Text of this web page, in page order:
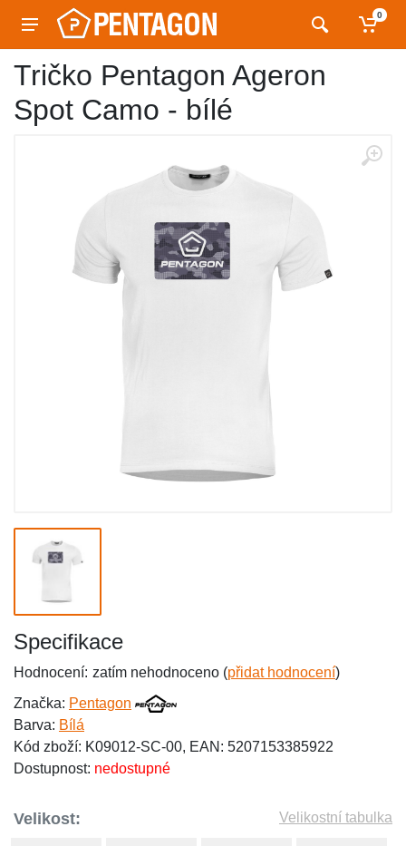
0
Tričko Pentagon Ageron
Spot Camo - bílé
Specifikace
Hodnocení: zatím nehodnoceno (přidat hodnocení)
Značka: Pentagon
Barva: Bílá
Kód zboží: K09012-SC-00, EAN: 5207153385922
Dostupnost: nedostupné
Velikost: Velikostní tabulka